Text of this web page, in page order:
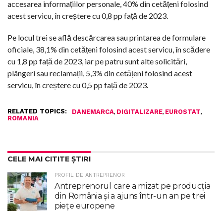
accesarea informațiilor personale, 40% din cetățeni folosind
acest servicu, în creștere cu 0,8 pp față de 2023.
Pe locul trei se află descărcarea sau printarea de formulare
oficiale, 38,1% din cetățeni folosind acest servicu, în scădere
cu 1,8 pp față de 2023, iar pe patru sunt alte solicitări,
plângeri sau reclamații, 5,3% din cetățeni folosind acest
servicu, în creștere cu 0,5 pp față de 2023.
RELATED TOPICS: DANEMARCA, DIGITALIZARE, EUROSTAT,
ROMANIA
CELE MAI CITITE ȘTIRI
PROFIL DE ANTREPRENOR
Antreprenorul care a mizat pe producția
din România și a ajuns într-un an pe trei
piețe europene